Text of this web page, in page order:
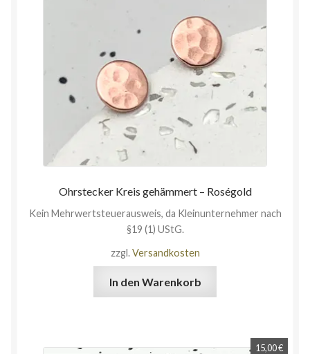
Ohrstecker Kreis gehämmert – Roségold
Kein Mehrwertsteuerausweis, da Kleinunternehmer nach
§19 (1) UStG.
zzgl.Versandkosten
In den Warenkorb
15,00€